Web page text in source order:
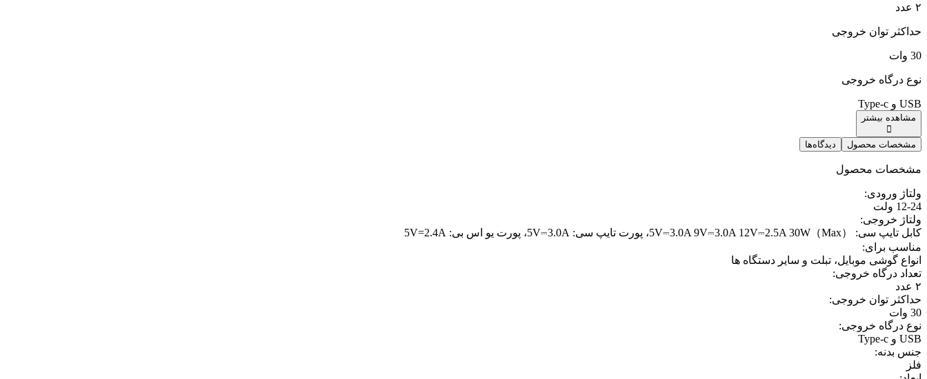
۲ عدد
حداکثر توان خروجی
30 وات
نوع درگاه خروجی
USB و Type-c
مشاهده بیشتر
مشخصات محصول دیدگاه‌ها
مشخصات محصول
ولتاژ ورودی:
12-24 ولت
ولتاژ خروجی:
کابل تایپ سی: 5V⎓3.0A 9V⎓3.0A 12V⎓2.5A 30W（Max）، پورت تایپ سی: 5V⎓3.0A، پورت یو اس بی: 5V=2.4A
مناسب برای:
انواع گوشی موبایل، تبلت و سایر دستگاه ها
تعداد درگاه خروجی:
۲ عدد
حداکثر توان خروجی:
30 وات
نوع درگاه خروجی:
USB و Type-c
جنس بدنه:
فلز